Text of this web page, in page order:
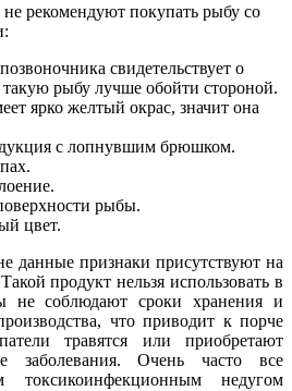
рекомендуют покупать рыбу со
свидетельствует о
рыбу лучше обойти стороной.
ярко желтый окрас, значит она
с лопнувшим брюшком.
рыбы.
цвет.
данные признаки присутствуют на
продукт нельзя использовать в
не соблюдают сроки хранения и
что приводит к порче
травятся или приобретают
заболевания. Очень часто все
токсикоинфекционным недугом